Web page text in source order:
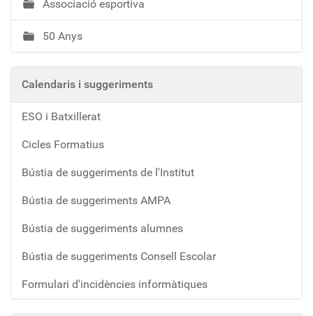
Associació esportiva
50 Anys
Calendaris i suggeriments
ESO i Batxillerat
Cicles Formatius
Bústia de suggeriments de l'Institut
Bústia de suggeriments AMPA
Bústia de suggeriments alumnes
Bústia de suggeriments Consell Escolar
Formulari d'incidències informàtiques